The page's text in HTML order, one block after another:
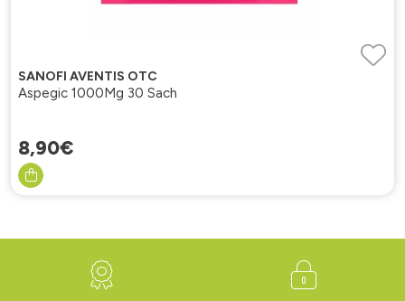
SANOFI AVENTIS OTC
Aspegic 1000Mg 30 Sach
8,90€